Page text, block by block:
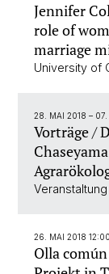
Jennifer
role of
marriage
University of
28. MAI 2018 –
Vorträge /
26. MAI 2018
Olla